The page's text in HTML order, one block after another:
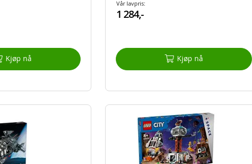
Kjøp nå
Vår lavpris:
1 284,-
Kjøp nå